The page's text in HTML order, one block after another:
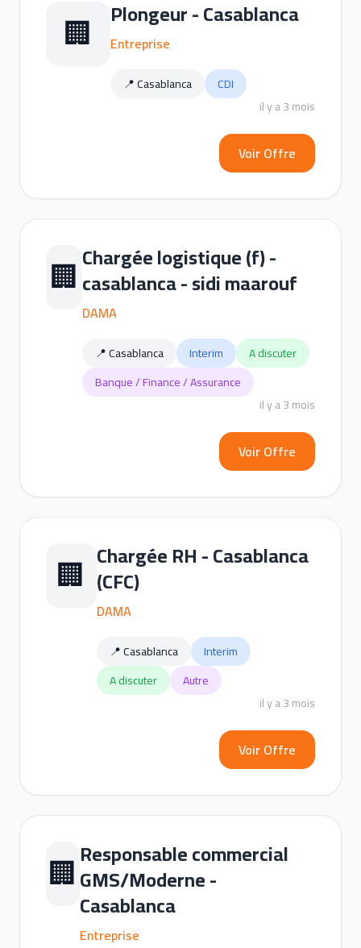
🏢 Plongeur - Casablanca
Entreprise
📍 Casablanca
CDI
il y a 3 mois
Voir Offre
🏢 Chargée logistique (f) -
casablanca - sidi maarouf
DAMA
📍 Casablanca Interim
A discuter
Banque / Finance / Assurance
il y a 3 mois
Voir Offre
🏢 Chargée RH - Casablanca
(CFC)
DAMA
📍 Casablanca
Interim
A discuter
Autre
il y a 3 mois
Voir Offre
🏢 Responsable commercial
GMS/Moderne -
Casablanca
Entreprise